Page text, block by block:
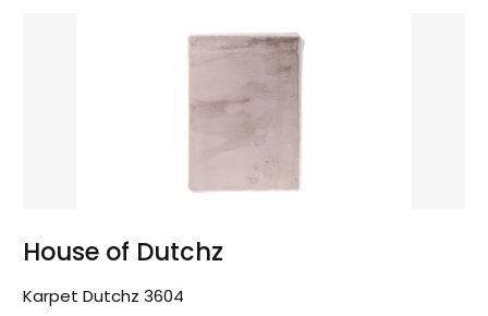
House of Dutchz
Karpet Dutchz 3604